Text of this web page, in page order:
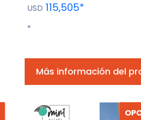
USD 115,505*
*
Más información del